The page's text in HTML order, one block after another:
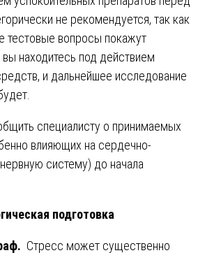
не рекомендуется, так как
тестовые вопросы покажут
вы находитесь под действием
и дальнейшее исследование
специалисту о принимаемых
влияющих на сердечно-
систему) до начала
подготовка
Стресс может существенно